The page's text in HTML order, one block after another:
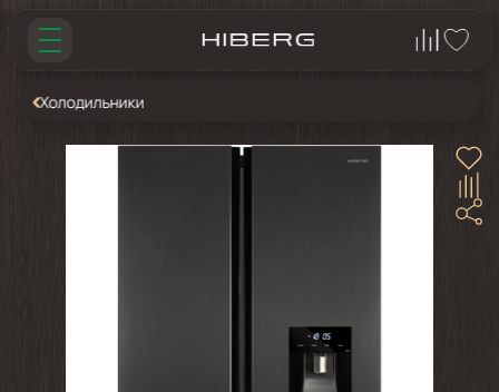
Холодильники